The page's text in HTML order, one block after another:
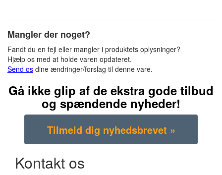
Mangler der noget?
Fandt du en fejl eller mangler i produktets oplysninger?
Hjælp os med at holde varen opdateret.
Send os dine ændringer/forslag til denne vare.
Gå ikke glip af de ekstra gode tilbud
og spændende nyheder!
Kontakt os